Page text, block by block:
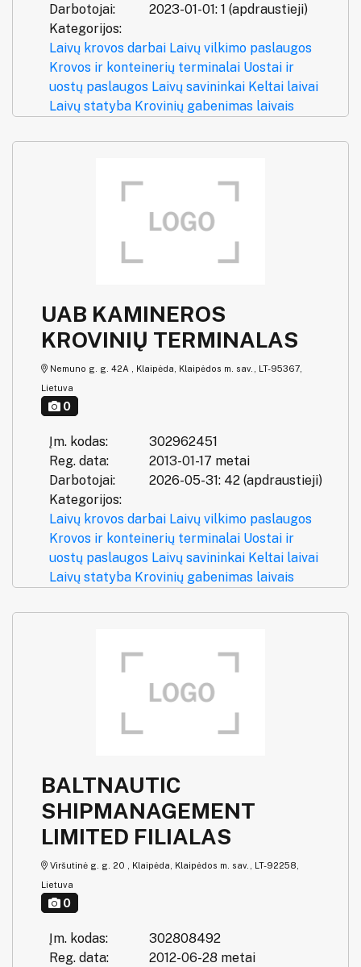
Darbotojai:
2023-01-01: 1 (apdraustieji)
Kategorijos:
Laivų krovos darbai Laivų vilkimo paslaugos
Krovos ir konteinerių terminalai Uostai ir
uostų paslaugos Laivų savininkai Keltai laivai
Laivų statyba Krovinių gabenimas laivais
UAB KAMINEROS
KROVINIŲ TERMINALAS
Nemuno g. g. 42A , Klaipėda, Klaipėdos m. sav., LT-95367,
Lietuva
0
Įm. kodas:
302962451
Reg. data:
2013-01-17 metai
Darbotojai:
2026-05-31: 42 (apdraustieji)
Kategorijos:
Laivų krovos darbai Laivų vilkimo paslaugos
Krovos ir konteinerių terminalai Uostai ir
uostų paslaugos Laivų savininkai Keltai laivai
Laivų statyba Krovinių gabenimas laivais
BALTNAUTIC
SHIPMANAGEMENT
LIMITED FILIALAS
Viršutinė g. g. 20 , Klaipėda, Klaipėdos m. sav., LT-92258,
Lietuva
0
Įm. kodas:
302808492
Reg. data:
2012-06-28 metai